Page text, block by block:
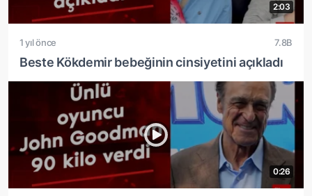
2:03
1 yıl önce 7.8B
Beste Kökdemir bebeğinin cinsiyetini açıkladı
0:26